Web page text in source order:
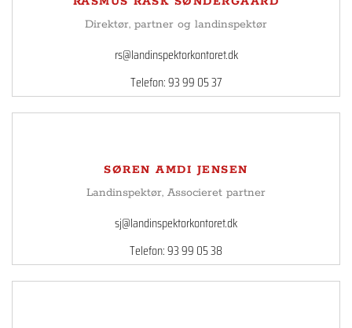
Direktør, partner og landinspektør
rs@landinspektorkontoret.dk
Telefon: 93 99 05 37
SØREN AMDI JENSEN
Landinspektør, Associeret partner
sj@landinspektorkontoret.dk
Telefon: 93 99 05 38